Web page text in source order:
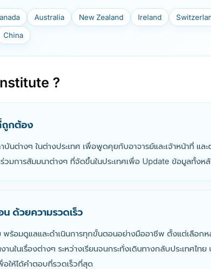
Australia New Zealand Ireland
China
?
ถูกต้อง
บันต่างๆ ในต่างประเทศ เพื่อพูดคุยกับอาจารย์และเจ้าหน้าที่
ร่วมการสัมมนาต่างๆ ที่จัดขึ้นในประเทศเพื่อ Update ข้อมูลทั้ง
ด้วยความรวดเร็ว
พร้อมดูแลและดำเนินการทุกขั้นตอนอย่างมืออาชีพ ตั้งแต่เลือก
านในเรื่องต่างๆ ระหว่างเรียนจนกระทั่งเดินทางกลับประเทศไ
ให้ได้คำตอบที่รวดเร็วที่สุด